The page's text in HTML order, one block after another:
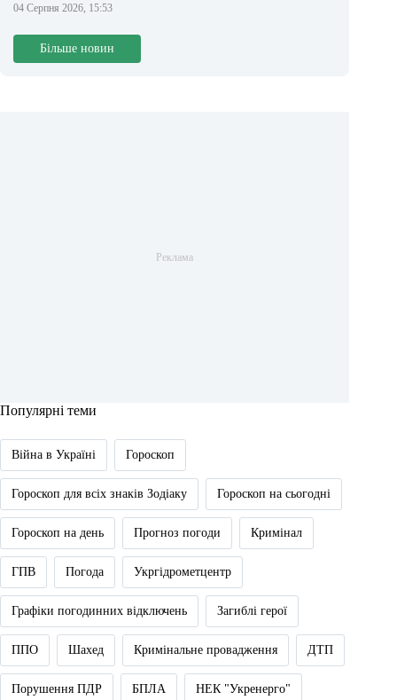
04 Серпня 2026, 15:53
Більше новин
Популярні теми
Війна в Україні Гороскоп
Гороскоп для всіх знаків Зодіаку Гороскоп на сьогодні
Гороскоп на день Прогноз погоди Кримінал
ГПВ Погода Укргідрометцентр
Графіки погодинних відключень Загиблі герої
ППО Шахед Кримінальне провадження ДТП
Порушення ПДР БПЛА НЕК "Укренерго"